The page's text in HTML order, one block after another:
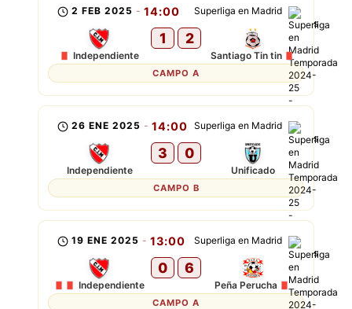
Superliga en Madrid
2 FEB 2025 - 14:00
Independiente
1 2
Santiago Tin tin
CAMPO A
Superliga en Madrid
26 ENE 2025 - 14:00
Independiente
3 0
Unificado
CAMPO B
Superliga en Madrid
19 ENE 2025 - 13:00
Independiente
0 6
Peña Perucha
CAMPO A